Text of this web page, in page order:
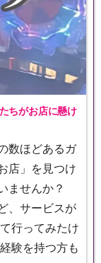
ちがお店に懸け
数ほどあるガ
店」を見つけ
ませんか？
、サービスが
行ってみたけ
験を持つ方も